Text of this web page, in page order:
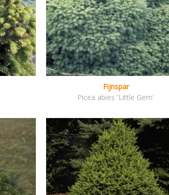
Fijnspar
Picea abies 'Little Gem'